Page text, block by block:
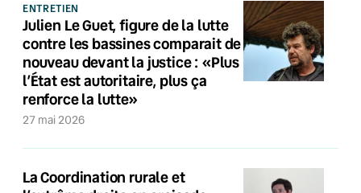
ENTRETIEN
Julien Le Guet, figure de la lutte
contre les bassines comparait de
nouveau devant la justice : «Plus
l’État est autoritaire, plus ça
renforce la lutte»
27 mai 2026
La Coordination rurale et